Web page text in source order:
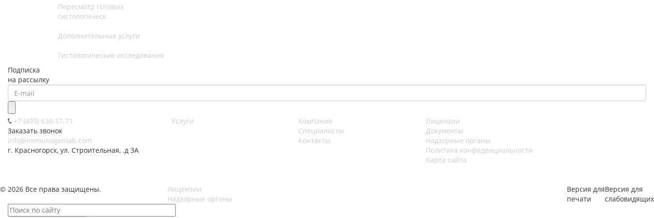
Пересмотр готовых
гистологическ
Дополнительные услуги
Гистологические исследования
Подписка
на рассылку
+7 (495) 630-17-71
Заказать звонок
info@immunogenlab.com
г. Красногорск, ул. Строительная, .д 3А
Услуги
Компания
Специалисты
Контакты
Лицензии
Документы
Надзорные органы
Политика конфиденциальности
Карта сайта
© 2026 Все права защищены.
Версия для
слабовидящих
Версия для
печати
Лицензии
Надзорные органы